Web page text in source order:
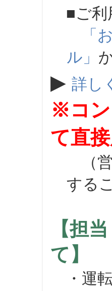
■ご利
「
ル」
▶ 詳し
※コン
て直
（営
する
【担
て】
・運